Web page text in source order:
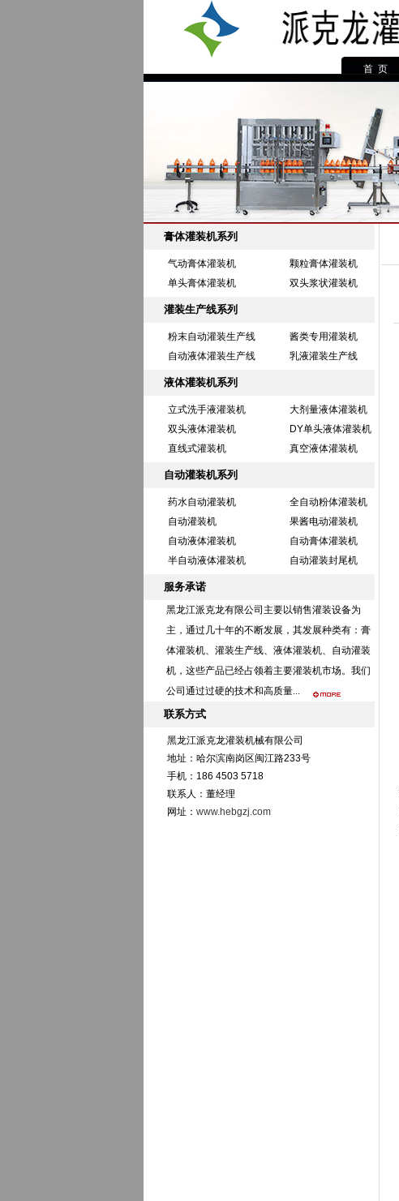
首 页
膏体灌装机系列
气动膏体灌装机
单头膏体灌装机
颗粒膏体灌装机
双头浆状灌装机
灌装生产线系列
粉末自动灌装生产线
自动液体灌装生产线
酱类专用灌装机
乳液灌装生产线
液体灌装机系列
立式洗手液灌装机
双头液体灌装机
直线式灌装机
大剂量液体灌装机
DY单头液体灌装机
真空液体灌装机
自动灌装机系列
药水自动灌装机
自动灌装机
自动液体灌装机
半自动液体灌装机
全自动粉体灌装机
果酱电动灌装机
自动膏体灌装机
自动灌装封尾机
服务承诺
黑龙江派克龙有限公司主要以销售灌装设备为
主，通过几十年的不断发展，其发展种类有：膏
体灌装机、灌装生产线、液体灌装机、自动灌装
机，这些产品已经占领着主要灌装机市场。我们
公司通过过硬的技术和高质量...
联系方式
黑龙江派克龙灌装机械有限公司
地址：哈尔滨南岗区闽江路233号
手机：186 4503 5718
联系人：董经理
网址： www.hebgzj.com